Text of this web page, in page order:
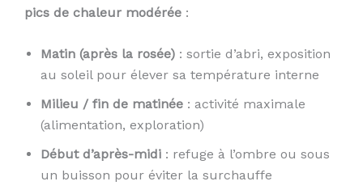
pics de chaleur modérée :
Matin (après la rosée) : sortie d’abri, exposition
au soleil pour élever sa température interne
Milieu / fin de matinée : activité maximale
(alimentation, exploration)
Début d’après-midi : refuge à l’ombre ou sous
un buisson pour éviter la surchauffe